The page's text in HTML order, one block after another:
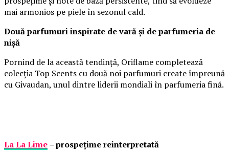
mai armonios pe piele în sezonul cald.
Două parfumuri inspirate de vară și de parfumeria de
nișă
Pornind de la această tendință, Oriflame completează
colecția Top Scents cu două noi parfumuri create împreună
cu Givaudan, unul dintre liderii mondiali în parfumeria fină.
La La Lime– prospețime reinterpretată